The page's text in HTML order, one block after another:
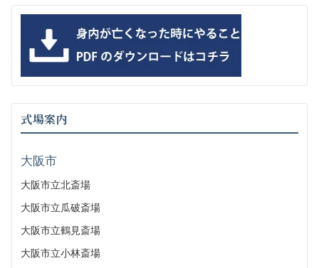
式場案内
大阪市
大阪市立北斎場
大阪市立瓜破斎場
大阪市立鶴見斎場
大阪市立小林斎場